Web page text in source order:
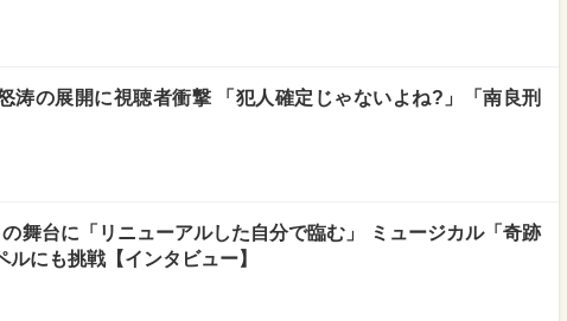
涛の展開に視聴者衝撃 「犯人確定じゃないよね?」「南良刑
舞台に「リニューアルした自分で臨む」 ミュージカル「奇跡
ルにも挑戦【インタビュー】